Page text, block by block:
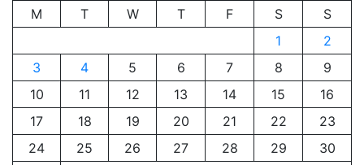
M T W T F S
S
1
2
3
4 5 6 7 8
9
10
11 12 13 14 15
16
17
18 19 20 21 22
23
24
25 26 27 28 29
30